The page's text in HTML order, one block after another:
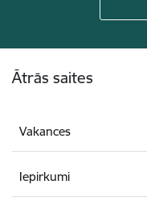
Ātrās saites
Vakances
Iepirkumi